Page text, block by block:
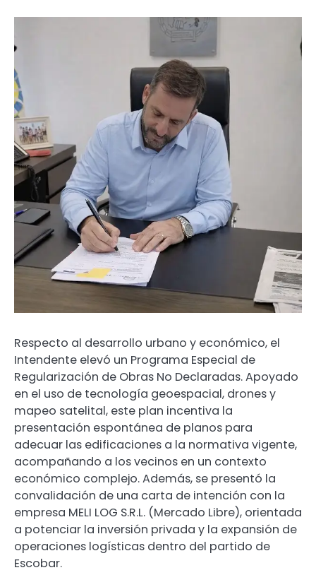
Respecto al desarrollo urbano y económico, el
Intendente elevó un Programa Especial de
Regularización de Obras No Declaradas. Apoyado
en el uso de tecnología geoespacial, drones y
mapeo satelital, este plan incentiva la
presentación espontánea de planos para
adecuar las edificaciones a la normativa vigente,
acompañando a los vecinos en un contexto
económico complejo. Además, se presentó la
convalidación de una carta de intención con la
empresa MELI LOG S.R.L. (Mercado Libre), orientada
a potenciar la inversión privada y la expansión de
operaciones logísticas dentro del partido de
Escobar.